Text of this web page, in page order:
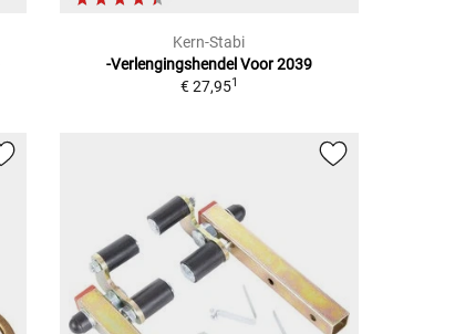
Kern-Stabi
-Verlengingshendel Voor 2039
€ 27,951